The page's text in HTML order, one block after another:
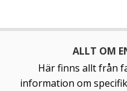
ALLT OM
Här finns allt från
information om